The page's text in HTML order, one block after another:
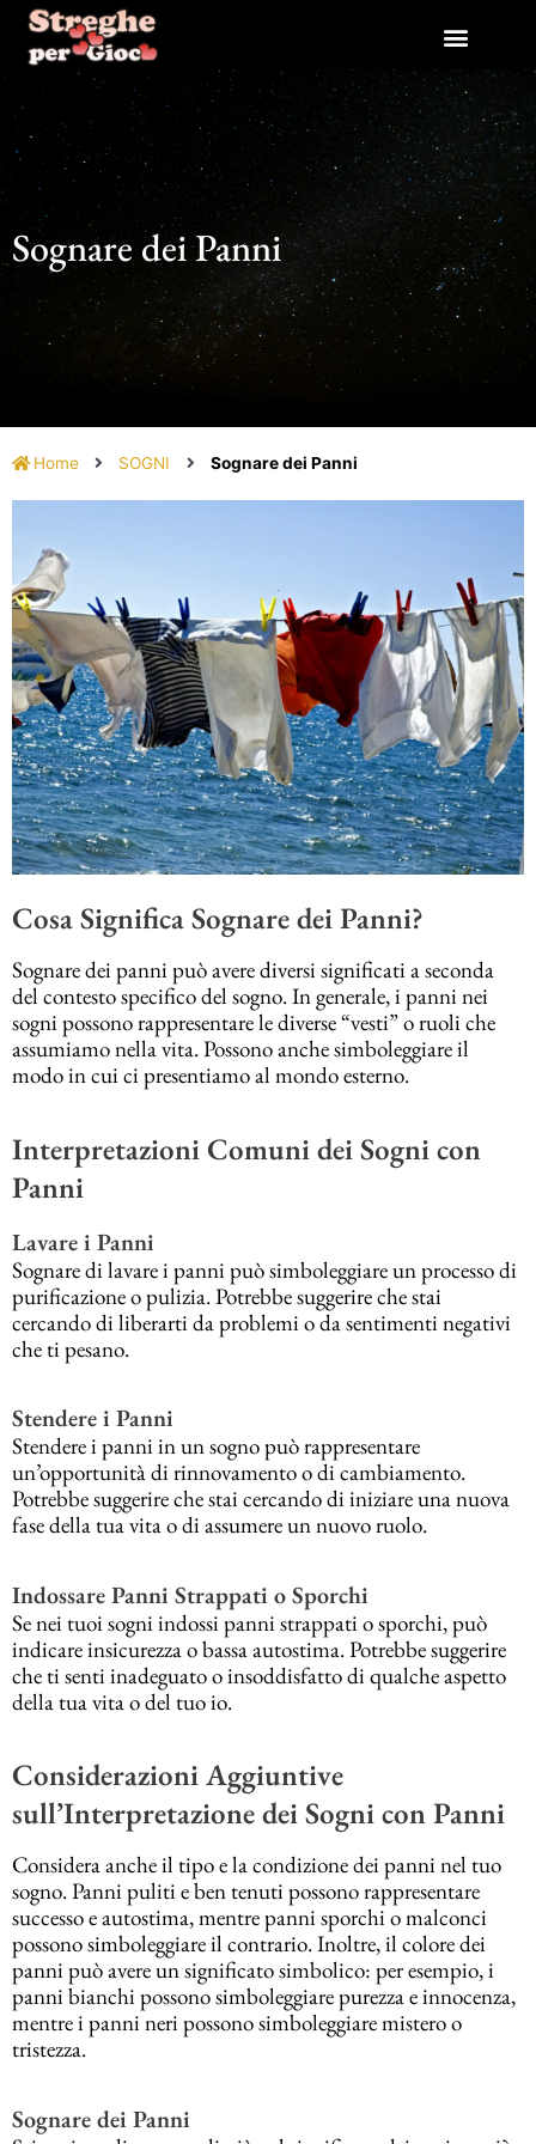
contenuto
Sognare dei Panni
Home SOGNI Sognare dei Panni
Cosa Significa Sognare dei Panni?
Sognare dei panni può avere diversi significati a seconda
del contesto specifico del sogno. In generale, i panni nei
sogni possono rappresentare le diverse “vesti” o ruoli che
assumiamo nella vita. Possono anche simboleggiare il
modo in cui ci presentiamo al mondo esterno.
Interpretazioni Comuni dei Sogni con
Panni
Lavare i Panni
Sognare di lavare i panni può simboleggiare un processo di
purificazione o pulizia. Potrebbe suggerire che stai
cercando di liberarti da problemi o da sentimenti negativi
che ti pesano.
Stendere i Panni
Stendere i panni in un sogno può rappresentare
un’opportunità di rinnovamento o di cambiamento.
Potrebbe suggerire che stai cercando di iniziare una nuova
fase della tua vita o di assumere un nuovo ruolo.
Indossare Panni Strappati o Sporchi
Se nei tuoi sogni indossi panni strappati o sporchi, può
indicare insicurezza o bassa autostima. Potrebbe suggerire
che ti senti inadeguato o insoddisfatto di qualche aspetto
della tua vita o del tuo io.
Considerazioni Aggiuntive
sull’Interpretazione dei Sogni con Panni
Considera anche il tipo e la condizione dei panni nel tuo
sogno. Panni puliti e ben tenuti possono rappresentare
successo e autostima, mentre panni sporchi o malconci
possono simboleggiare il contrario. Inoltre, il colore dei
panni può avere un significato simbolico: per esempio, i
panni bianchi possono simboleggiare purezza e innocenza,
mentre i panni neri possono simboleggiare mistero o
tristezza.
Sognare dei Panni